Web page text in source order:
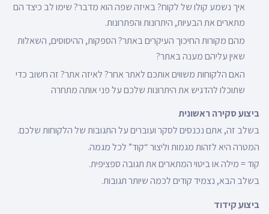
איך נשמע קולו של לקוח? באיזה שפה הוא מדבר? שימו לב כיצד הם
מתארים את הבעיות, היתרונות והפתרונות.
מהם מקורות החיכוך העיקרים באתר? הספקות, ההיסוסים, השאלות
שאין עליהם מענה באתר?
האם הלקוחות משווים אותכם לאתר אחר? לאיזה אתר? זה חשוב כדי
שתוכלו להדגיש את היתרונות שלכם על פני אותה מתחרה
ביצוע סקירה ראשונית
בשלב זה, אתם נכנסים לסקר ועוברים על התגובות של הלקוחות שלכם.
המטרה היא לזהות מגמות וליצור “קוד” לכל מגמה.
קוד = מילה או ביטוי המתארים את תגובה ספציפית.
בשלב הבא, נצמיד קודים לכמה שיותר תגובות.
ביצוע קידוד